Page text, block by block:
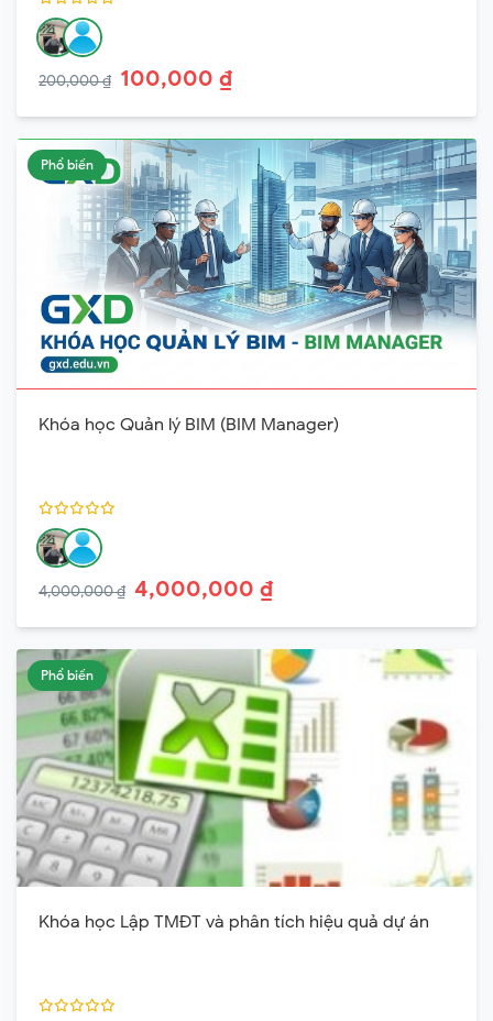
200,000 ₫ 100,000 ₫
Phổ biến
Khóa học Quản lý BIM (BIM Manager)
4,000,000 ₫ 4,000,000 ₫
Phổ biến
Khóa học Lập TMĐT và phân tích hiệu quả dự án